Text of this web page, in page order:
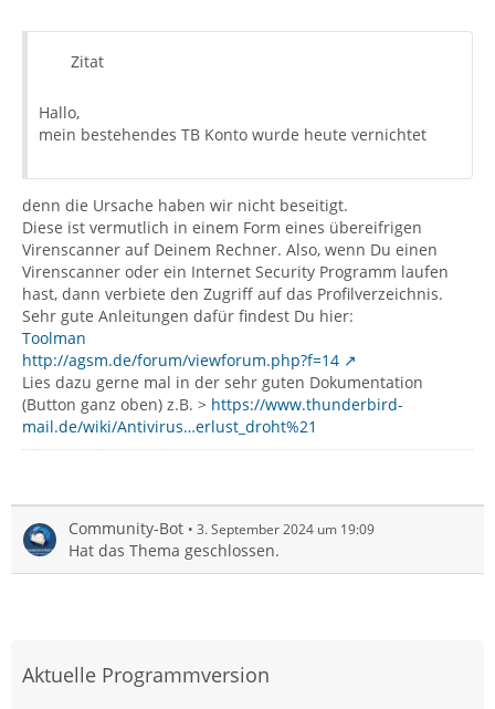
Zitat
Hallo,
mein bestehendes TB Konto wurde heute vernichtet
denn die Ursache haben wir nicht beseitigt.
Diese ist vermutlich in einem Form eines übereifrigen
Virenscanner auf Deinem Rechner. Also, wenn Du einen
Virenscanner oder ein Internet Security Programm laufen
hast, dann verbiete den Zugriff auf das Profilverzeichnis.
Sehr gute Anleitungen dafür findest Du hier:
Toolman
http://agsm.de/forum/viewforum.php?f=14
Lies dazu gerne mal in der sehr guten Dokumentation
(Button ganz oben) z.B. > https://www.thunderbird-
mail.de/wiki/Antivirus…erlust_droht%21
Community-Bot 3. September 2024 um 19:09
Hat das Thema geschlossen.
Aktuelle Programmversion